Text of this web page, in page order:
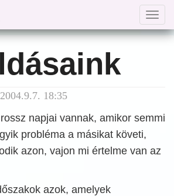
18:35
napjai vannak, amikor semmi
probléma a másikat követi,
azon, vajon mi értelme van az
azok, amelyek